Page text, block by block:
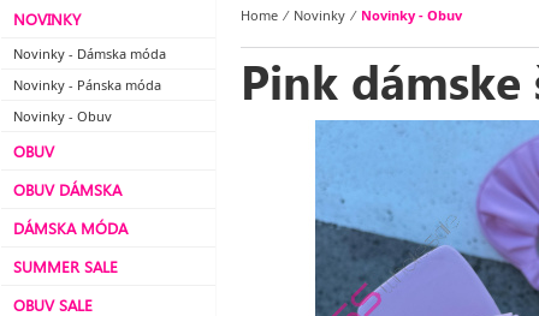
NOVINKY
Novinky - Dámska móda
Novinky - Pánska móda
Novinky - Obuv
OBUV
OBUV DÁMSKA
DÁMSKA MÓDA
SUMMER SALE
OBUV SALE
Home ⁄ Novinky ⁄ Novinky - Obuv
Pink dámske